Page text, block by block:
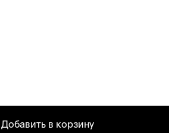
Добавить в корзину